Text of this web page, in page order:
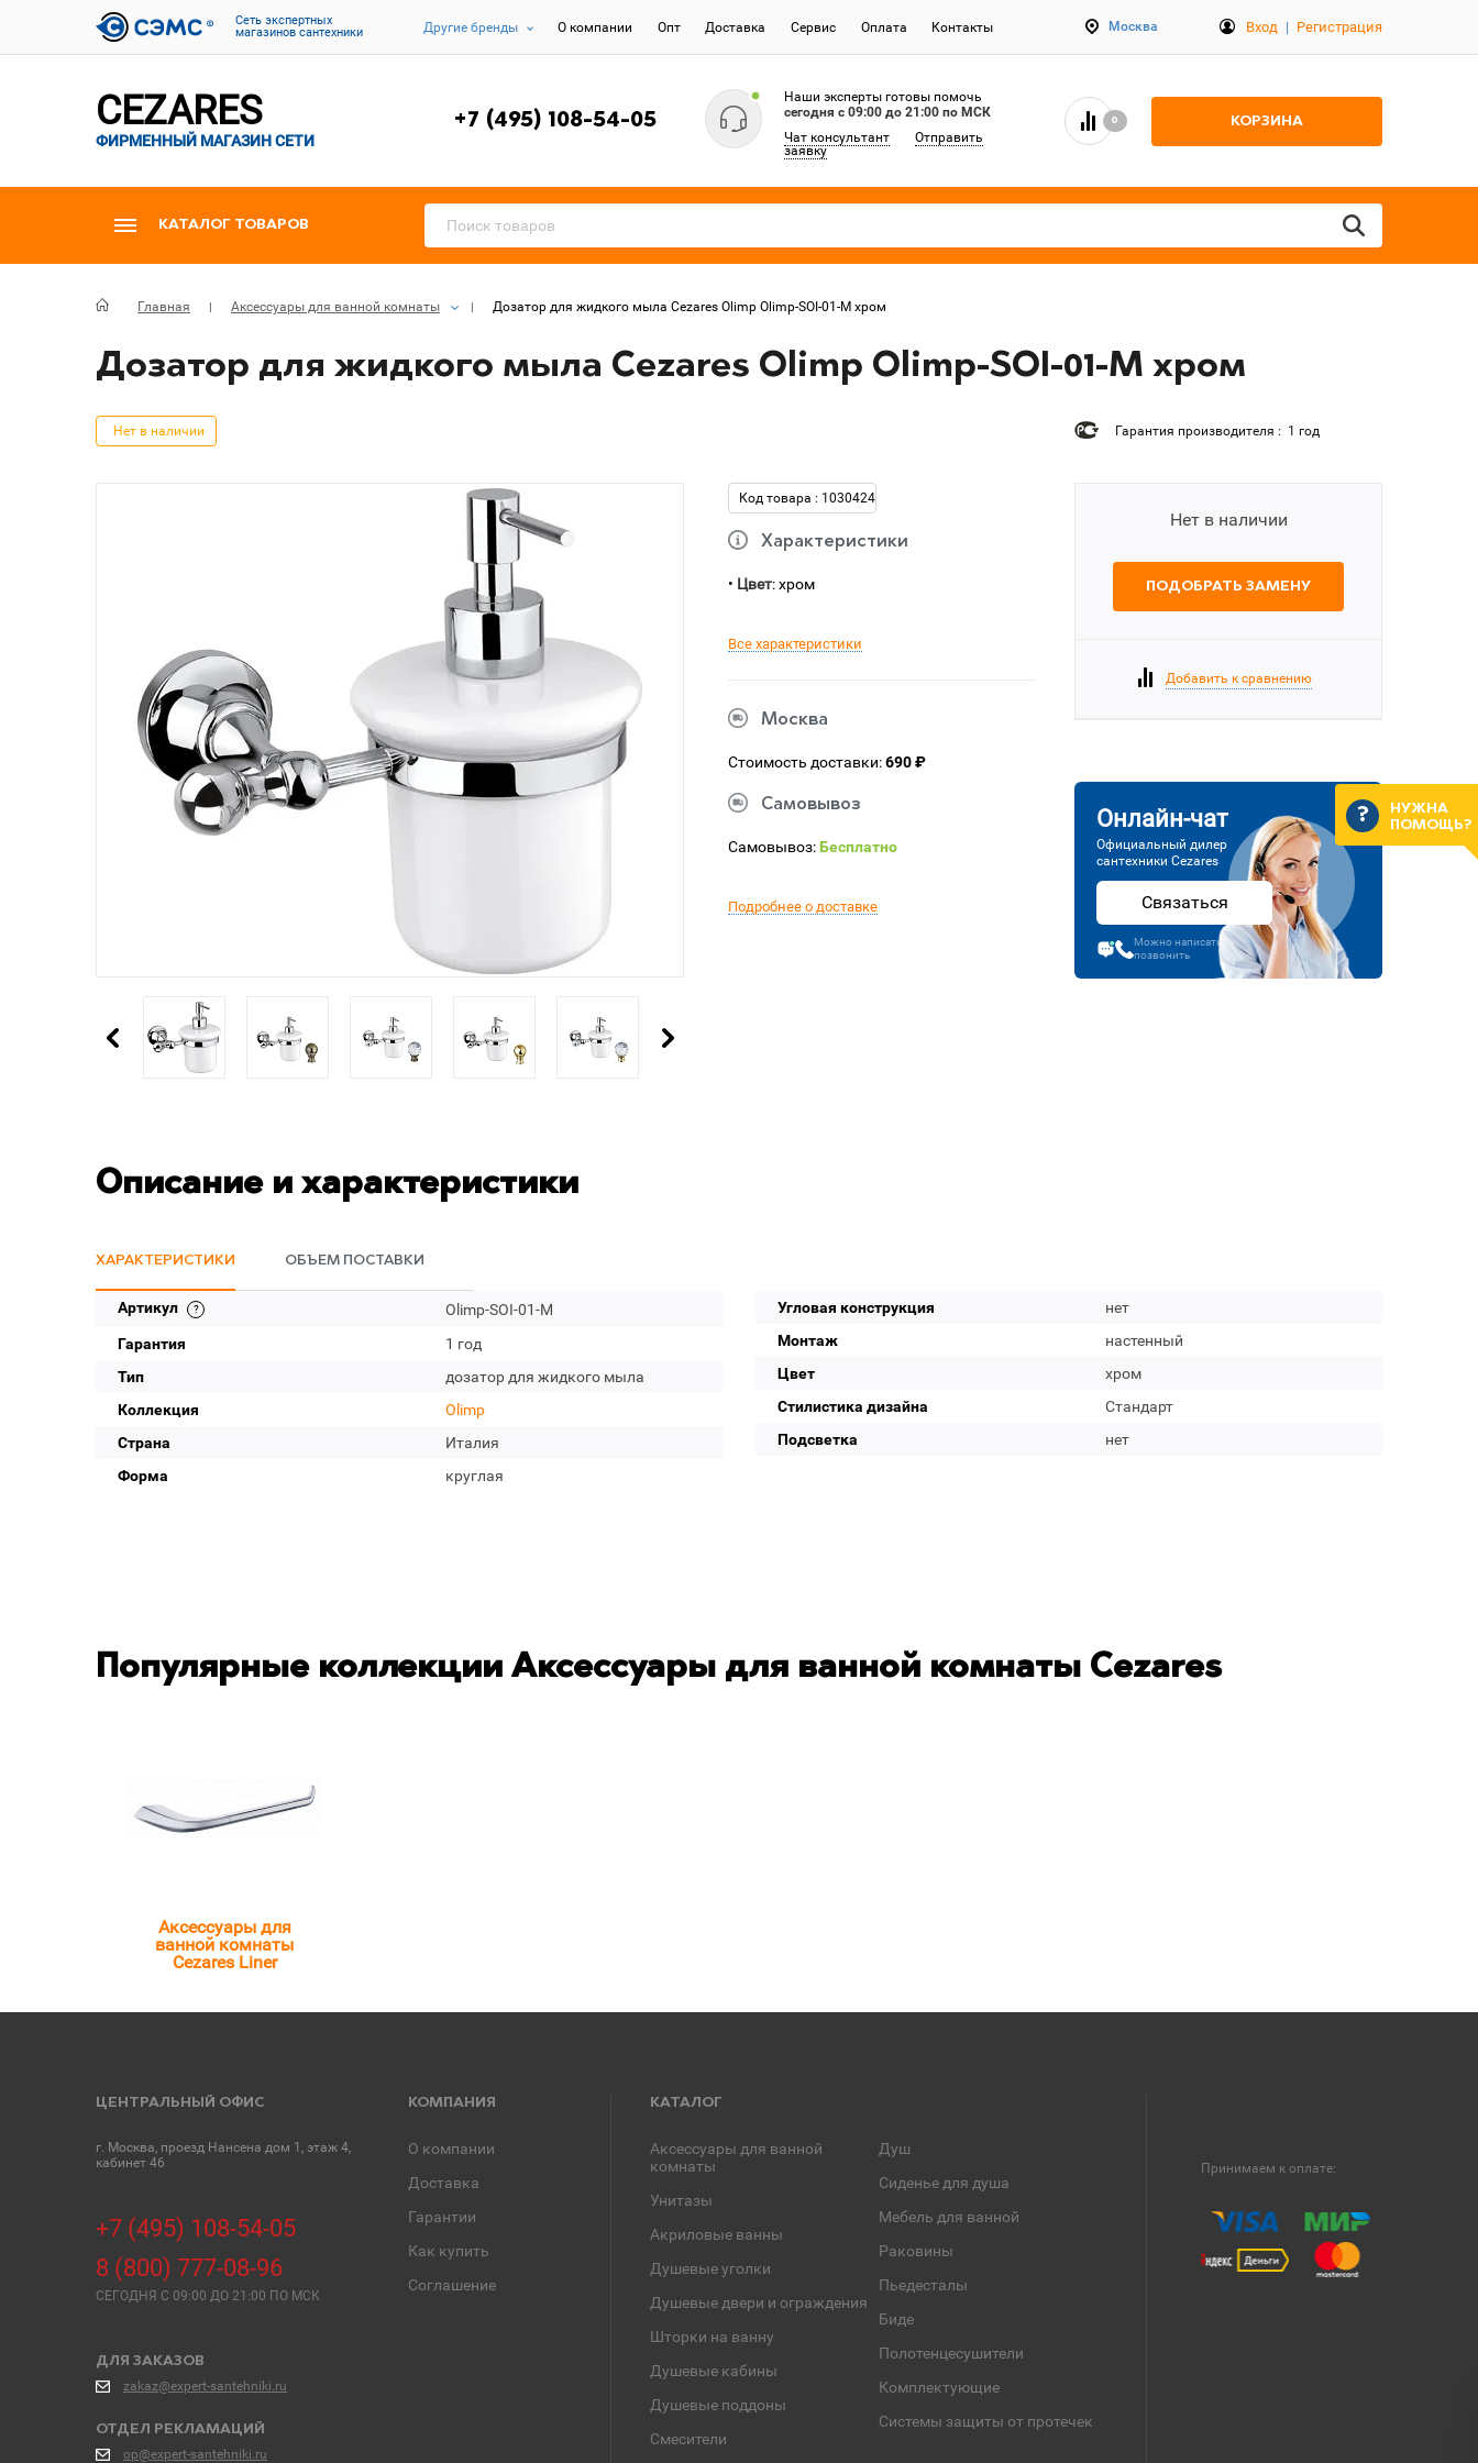
Cеть экспертных
магазинов сантехники
Другие бренды О компании Опт Доставка Сервис Оплата Контакты Москва Вход | Регистрация
CEZARES
ФИРМЕННЫЙ МАГАЗИН СЕТИ
+7 (495) 108-54-05
Наши эксперты готовы помочь
сегодня c 09:00 до 21:00 по МСК
Чат консультант
Отправить
заявку
0 КОРЗИНА
КАТАЛОГ ТОВАРОВ
Главная Аксессуары для ванной комнаты Дозатор для жидкого мыла Cezares Olimp Olimp-SOI-01-M хром
Дозатор для жидкого мыла Cezares Olimp Olimp-SOI-01-M хром
Нет в наличии Гарантия производителя : 1 год
Код товара : 1030424
Характеристики
• Цвет: хром
Все характеристики
Москва
Стоимость доставки:690 ₽
Самовывоз
Самовывоз:Бесплатно
Подробнее о доставке
Нет в наличии
ПОДОБРАТЬ ЗАМЕНУ
Добавить к сравнению
Онлайн-чат
Официальный дилер
сантехники Cezares
Связаться
Можно написать или
позвонить
Описание и характеристики
ХАРАКТЕРИСТИКИ ОБЪЕМ ПОСТАВКИ
Артикул
Olimp-SOI-01-M
Гарантия
1 год
Тип
дозатор для жидкого мыла
Коллекция
Olimp
Страна
Италия
Форма
круглая
Угловая конструкция
нет
Монтаж
настенный
Цвет
хром
Стилистика дизайна
Стандарт
Подсветка
нет
Популярные коллекции Аксессуары для ванной комнаты Cezares
Аксессуары для
ванной комнаты
Cezares Liner
ЦЕНТРАЛЬНЫЙ ОФИС
г. Москва, проезд Нансена дом 1, этаж 4,
кабинет 46
+7 (495) 108-54-05
8 (800) 777-08-96
СЕГОДНЯ C 09:00 ДО 21:00 ПО МСК
ДЛЯ ЗАКАЗОВ
zakaz@expert-santehniki.ru
ОТДЕЛ РЕКЛАМАЦИЙ
op@expert-santehniki.ru
КОМПАНИЯ
О компании
Доставка
Гарантии
Как купить
Соглашение
КАТАЛОГ
Аксессуары для ванной
комнаты
Унитазы
Акриловые ванны
Душевые уголки
Душевые двери и ограждения
Шторки на ванну
Душевые кабины
Душевые поддоны
Смесители
Душ
Сиденье для душа
Мебель для ванной
Раковины
Пьедесталы
Биде
Полотенцесушители
Комплектующие
Системы защиты от протечек
Принимаем к оплате:
НУЖНА
ПОМОЩЬ?